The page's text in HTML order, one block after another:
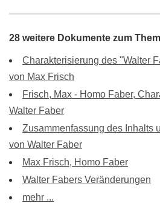
28 weitere Dokumente zum
Charakterisierung des "Walter
von Max Frisch
Frisch, Max - Homo Faber,
Walter Faber
Zusammenfassung des Inhalts
von Walter Faber
Max Frisch, Homo Faber
Walter Fabers Veränderungen
mehr ...